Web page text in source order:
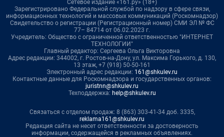
Сетевое издание «161.ру» (18+)
Зарегистрировано Федеральной службой по надзору в сфере связи,
информационных технологий и массовых коммуникаций (Роскомнадзор)
Свидетельство о регистрации (Регистрационный номер) СМИ ЭЛ № ФС
77– 84714 от 06.02.2023 г.
Учредитель: Общество с ограниченной ответственностью "ИНТЕРНЕТ
ТЕХНОЛОГИИ"
Главный редактор: Сергеева Ольга Викторовна
Адрес редакции: 344002, г. Ростов-на-Дону, ул. Максима Горького, д. 130,
13 этаж, +7 (918) 50-50-161
Электронный адрес редакции: 161@shkulev.ru
Контактные данные для Роскомнадзора и государственных органов:
juristnn@shkulev.ru
Техподдержка: help@shkulev.ru
Связаться с отделом продаж: 8 (863) 303-41-34 доб. 3335,
reklama161@shkulev.ru
Редакция сайта не несет ответственности за достоверность
информации, содержащейся в рекламных объявлениях.